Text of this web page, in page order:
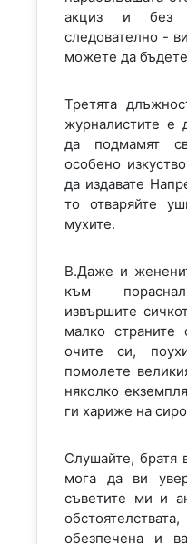
акциз и без
следователно -
можете да
Третята
журналистите е
да подмамят
особено
да издавате
то отваряйте
мухите.
B.Даже и
към
извършите
малко страните
очите си,
помолете
няколко
ги хариже на
Слушайте, братя
мога да ви
съветите ми и
обезпечена и